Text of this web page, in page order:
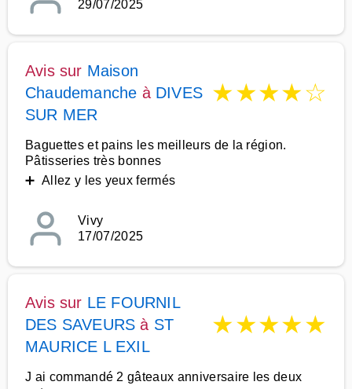
29/07/2025
Avis sur Maison
Chaudemanche à DIVES
SUR MER
★★★★☆
Baguettes et pains les meilleurs de la région.
Pâtisseries très bonnes
➕ Allez y les yeux fermés
Vivy
17/07/2025
Avis sur LE FOURNIL
DES SAVEURS à ST
MAURICE L EXIL
★★★★★
J ai commandé 2 gâteaux anniversaire les deux